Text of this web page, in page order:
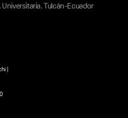
Universitaria. Tulcán-Ecuador
|